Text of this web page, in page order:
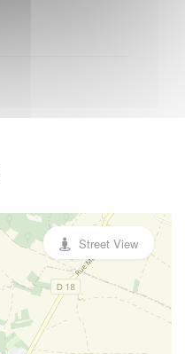
Street View